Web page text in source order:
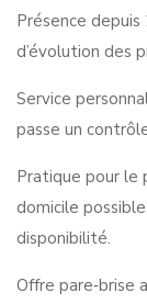
Présence
d’évolution des
Service
passe un
Pratique pour le
domicile
disponibilité.
Offre pare‑brise